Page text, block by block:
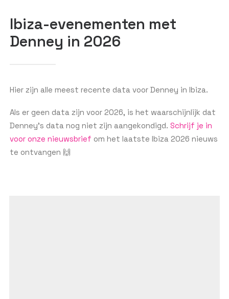
GET THE APP
Ibiza-evenementen met
Denney in 2026
Hier zijn alle meest recente data voor Denney in Ibiza.
Als er geen data zijn voor 2026, is het waarschijnlijk dat
Denney’s data nog niet zijn aangekondigd. Schrijf je in
voor onze nieuwsbrief om het laatste Ibiza 2026 nieuws
te ontvangen 🙌